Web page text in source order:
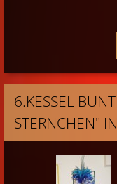
6.KESSEL
STERNCHEN"